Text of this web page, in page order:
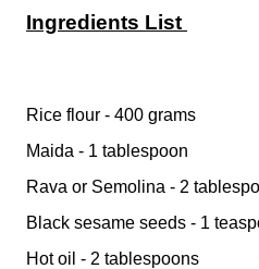
Ingredients List
Rice flour - 400 grams
Maida - 1 tablespoon
Rava or Semolina - 2
Black sesame seeds - 1
Hot oil - 2 tablespoons